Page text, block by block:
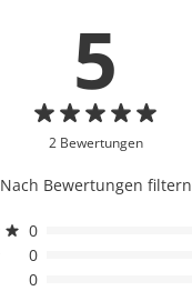
5
2 Bewertungen
Nach Bewertungen filtern
0
0
0